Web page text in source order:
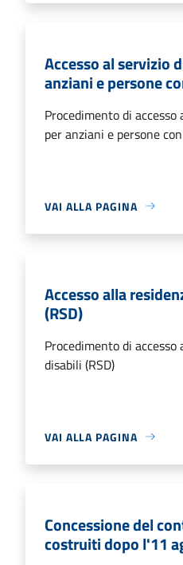
Accesso al servizio
anziani e persone
Procedimento di
per anziani e persone
VAI ALLA PAGINA
Accesso alla
(RSD)
Procedimento di
disabili (RSD)
VAI ALLA PAGINA
Concessione del
costruiti dopo l'11